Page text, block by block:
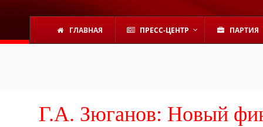
ГЛАВНАЯ ПРЕСС-ЦЕНТР ПАРТИЯ
Г.А. Зюганов: Новый